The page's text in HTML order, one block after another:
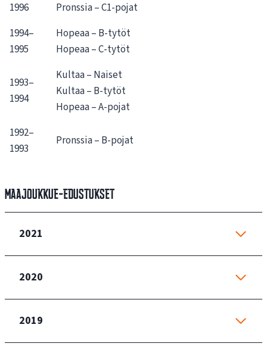
1996
Pronssia – C1-pojat
1994–
1995
Hopeaa – B-tytöt
Hopeaa – C-tytöt
1993–
1994
Kultaa – Naiset
Kultaa – B-tytöt
Hopeaa – A-pojat
1992–
1993
Pronssia – B-pojat
Maajoukkue-edustukset
2021
2020
2019